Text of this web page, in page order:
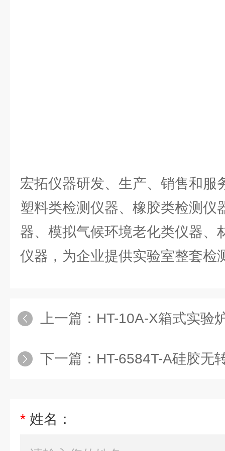
宏拓仪器研发、生产、销售和服
塑料类检测仪器、橡胶类检测仪
器、模拟气候环境老化类仪器、
仪器，为企业提供实验室整套检
上一篇： HT-10A-X箱式实验
下一篇： HT-6584T-A硅胶无
* 姓名：